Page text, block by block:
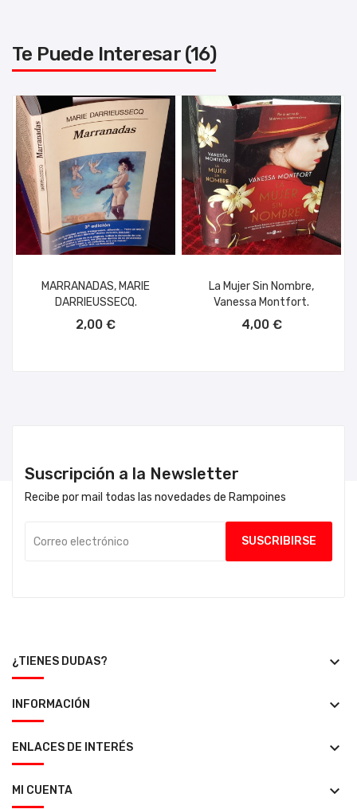
Te Puede Interesar (16)
MARRANADAS, MARIE
DARRIEUSSECQ.
2,00 €
La Mujer Sin Nombre,
Vanessa Montfort.
4,00 €
Suscripción a la Newsletter
Recibe por mail todas las novedades de Rampoines
¿TIENES DUDAS? keyboard_arrow_down
INFORMACIÓN keyboard_arrow_down
ENLACES DE INTERÉS keyboard_arrow_down
MI CUENTA keyboard_arrow_down